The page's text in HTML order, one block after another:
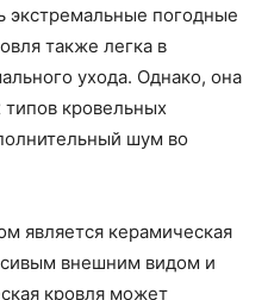
экстремальные погодные
также легка в
ухода. Однако, она
кровельных
шум во
является керамическая
внешним видом и
кровля может